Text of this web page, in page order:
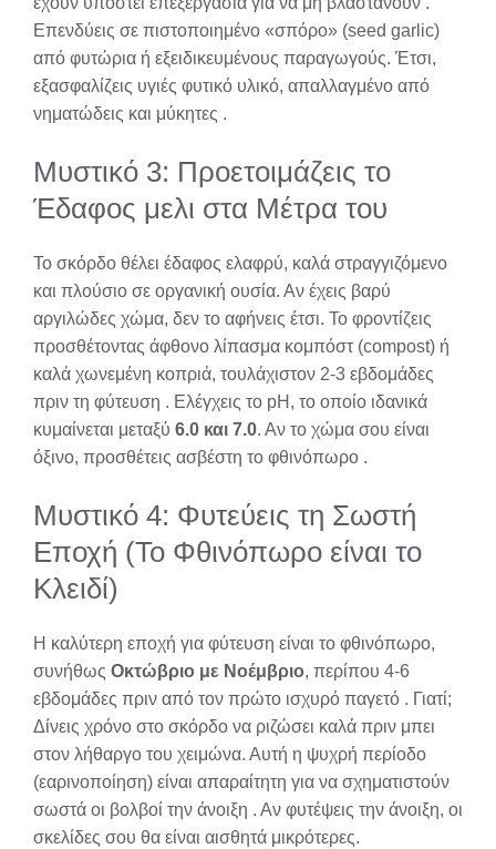
Επενδύεις σε πιστοποιημένο «σπόρο» (seed garlic)
από φυτώρια ή εξειδικευμένους παραγωγούς. Έτσι,
εξασφαλίζεις υγιές φυτικό υλικό, απαλλαγμένο από
νηματώδεις και μύκητες .
Μυστικό 3: Προετοιμάζεις το
Έδαφος μελι στα Μέτρα του
Το σκόρδο θέλει έδαφος ελαφρύ, καλά στραγγιζόμενο
και πλούσιο σε οργανική ουσία. Αν έχεις βαρύ
αργιλώδες χώμα, δεν το αφήνεις έτσι. Το φροντίζεις
προσθέτοντας άφθονο λίπασμα κομπόστ (compost) ή
καλά χωνεμένη κοπριά, τουλάχιστον 2-3 εβδομάδες
πριν τη φύτευση . Ελέγχεις το pH, το οποίο ιδανικά
κυμαίνεται μεταξύ 6.0 και 7.0. Αν το χώμα σου είναι
όξινο, προσθέτεις ασβέστη το φθινόπωρο .
Μυστικό 4: Φυτεύεις τη Σωστή
Εποχή (Το Φθινόπωρο είναι το
Κλειδί)
Η καλύτερη εποχή για φύτευση είναι το φθινόπωρο,
συνήθως Οκτώβριο με Νοέμβριο, περίπου 4-6
εβδομάδες πριν από τον πρώτο ισχυρό παγετό . Γιατί;
Δίνεις χρόνο στο σκόρδο να ριζώσει καλά πριν μπει
στον λήθαργο του χειμώνα. Αυτή η ψυχρή περίοδο
(εαρινοποίηση) είναι απαραίτητη για να σχηματιστούν
σωστά οι βολβοί την άνοιξη . Αν φυτέψεις την άνοιξη, οι
σκελίδες σου θα είναι αισθητά μικρότερες.